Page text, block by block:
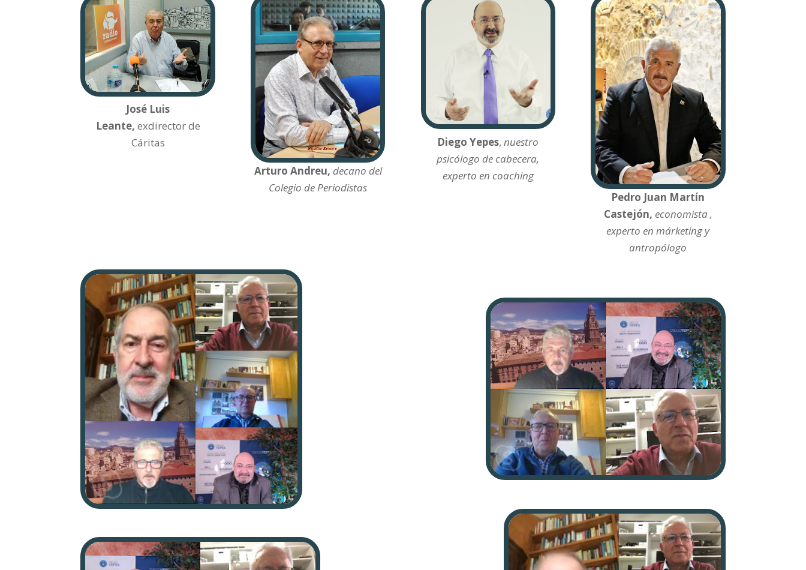
José Luis
Leante, exdirector de
Cáritas
Arturo Andreu, decano del
Colegio de Periodistas
Diego Yepes,nuestro
psicólogo de cabecera,
experto en coaching
Pedro Juan Martín
Castejón, economista ,
experto en márketing y
antropólogo